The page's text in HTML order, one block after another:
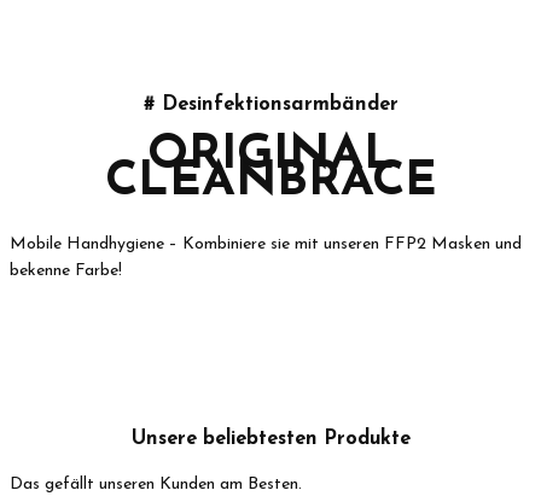
# Desinfektionsarmbänder
ORIGINAL
CLEANBRACE
Mobile Handhygiene – Kombiniere sie mit unseren FFP2 Masken und
bekenne Farbe!
Unsere beliebtesten Produkte
Das gefällt unseren Kunden am Besten.